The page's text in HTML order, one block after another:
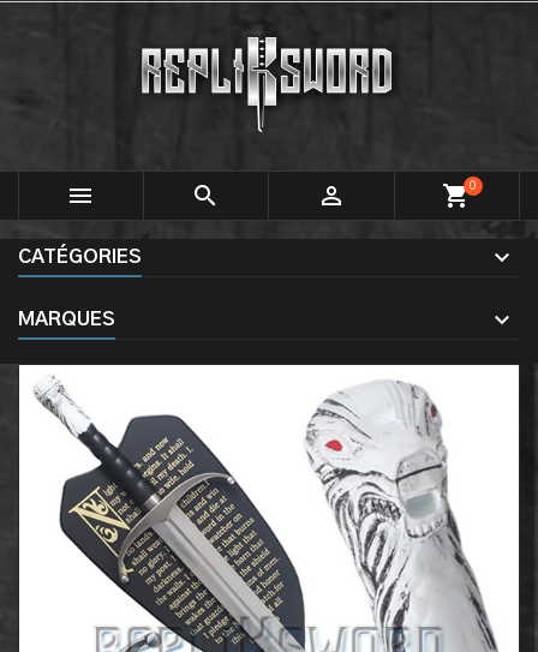
   shopping_cart0
CATÉGORIES
MARQUES